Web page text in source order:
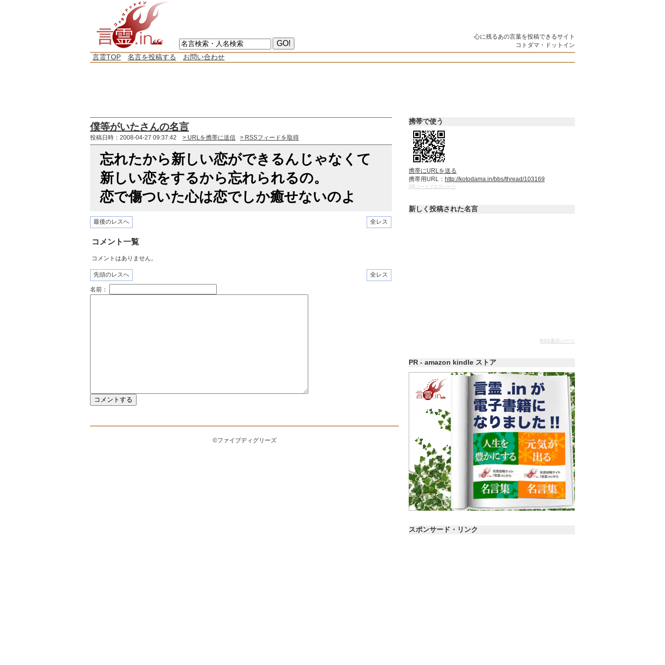
心に残るあの言葉を投稿できるサイト
コトダマ・ドットイン
言霊TOP 名言を投稿する お問い合わせ
僕等がいたさんの名言
投稿日時：2008-04-27 09:37:42 > URLを携帯に送信 > RSSフィードを取得
忘れたから新しい恋ができるんじゃなくて
新しい恋をするから忘れられるの。
恋で傷ついた心は恋でしか癒せないのよ
最後のレスへ 全レス
コメント一覧
コメントはありません。
先頭のレスへ 全レス
名前：
©ファイブディグリーズ
携帯で使う
携帯にURLを送る
携帯用URL： http://kotodama.in/bbs/thread/103169
QRコードブログパーツ
新しく投稿された名言
RSS表示パーツ
PR - amazon kindle ストア
スポンサード・リンク